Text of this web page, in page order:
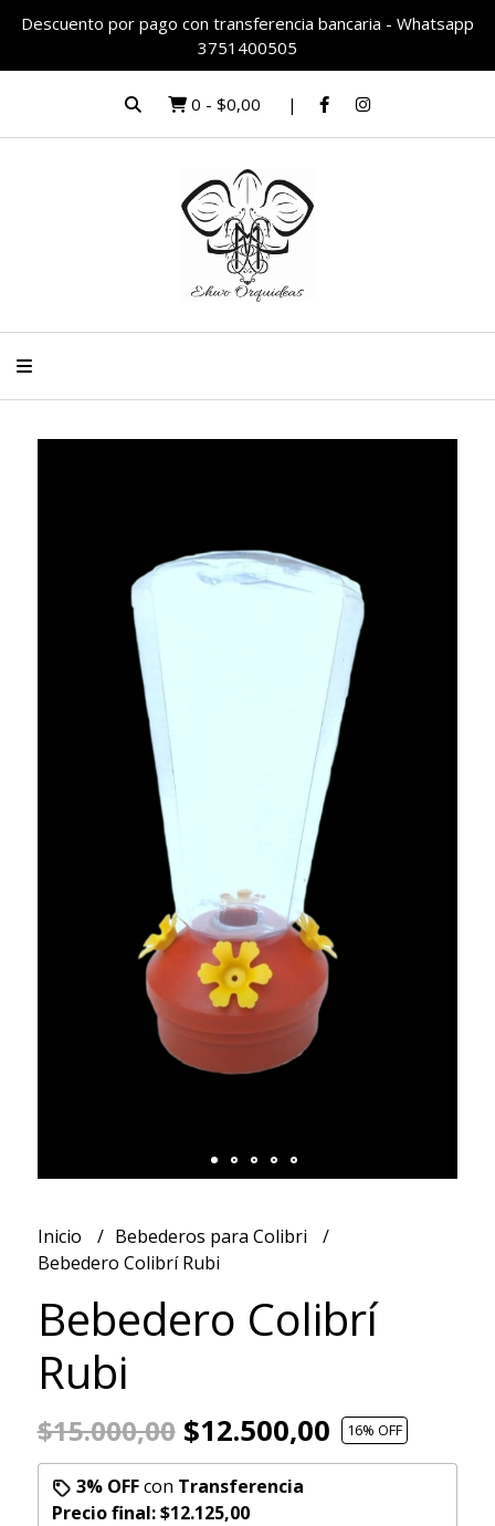
Descuento por pago con transferencia bancaria - Whatsapp
3751400505
0 - $0,00
Inicio
Bebederos para Colibri
Bebedero Colibrí Rubi
Bebedero Colibrí
Rubi
$15.000,00$12.500,00 16% OFF
3% OFFcon Transferencia
Precio final:$12.125,00